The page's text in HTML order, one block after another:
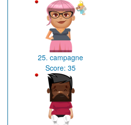
25. campagne
Score:35